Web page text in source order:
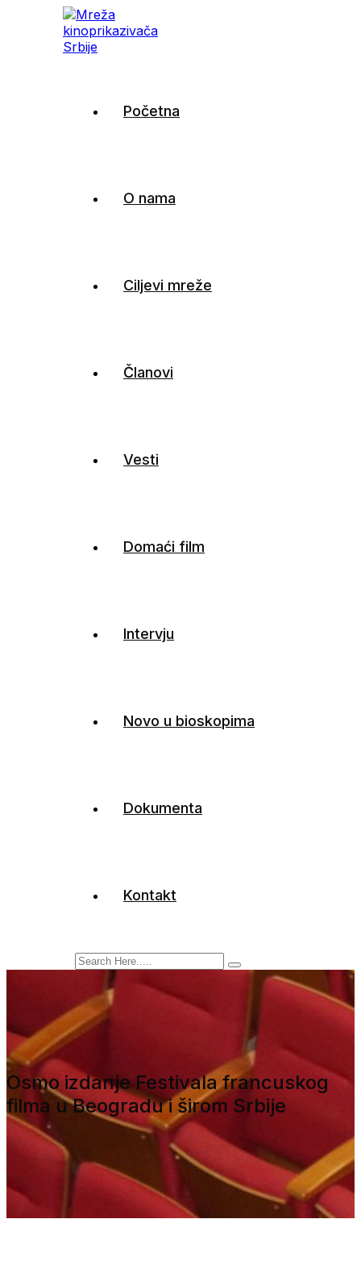
SrbijePočetna
O nama
Ciljevi mreže
Članovi
Vesti
Domaći film
Intervju
Novo u bioskopima
Dokumenta
Kontakt
Osmo izdanje Festivala francuskog
filma u Beogradu i širom Srbije